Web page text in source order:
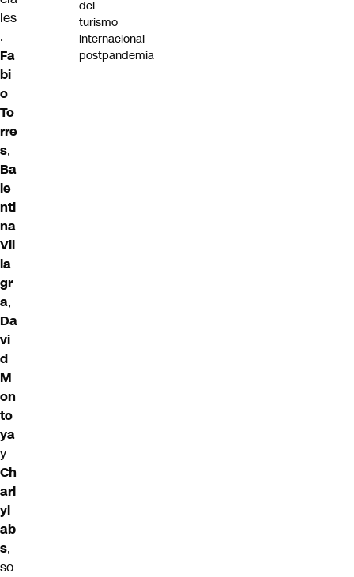
les
.
Fa
bi
o
To
rre
s,
Ba
le
nti
na
Vil
la
gr
a,
Da
vi
d
M
on
to
ya
y
Ch
arl
yl
ab
s,
so
del
turismo
internacional
postpandemia